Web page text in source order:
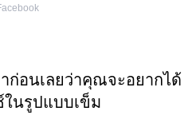
ก่อนเลยว่าคุณจะอยากได้
นรูปแบบเข็ม